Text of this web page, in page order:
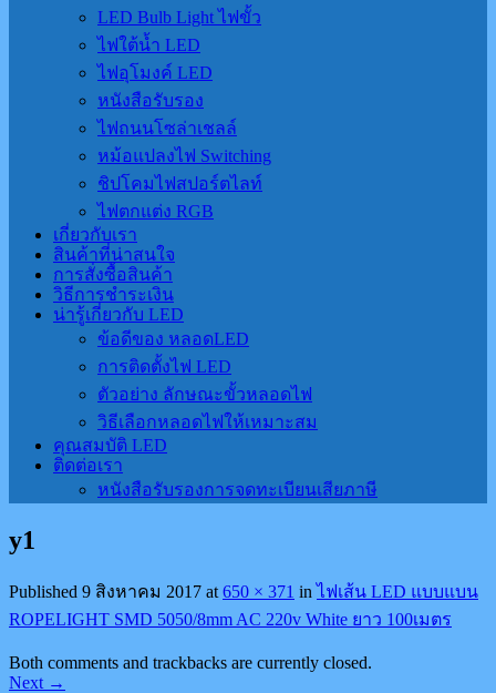
LED Bulb Light ไฟขั้ว
ไฟใต้น้ำ LED
ไฟอุโมงค์ LED
หนังสือรับรอง
ไฟถนนโซล่าเชลล์
หม้อแปลงไฟ Switching
ชิปโคมไฟสปอร์ตไลท์
ไฟตกแต่ง RGB
เกี่ยวกับเรา
สินค้าที่น่าสนใจ
การสั่งซื้อสินค้า
วิธีการชำระเงิน
น่ารู้เกี่ยวกับ LED
ข้อดีของ หลอดLED
การติดตั้งไฟ LED
ตัวอย่าง ลักษณะขั้วหลอดไฟ
วิธีเลือกหลอดไฟให้เหมาะสม
คุณสมบัติ LED
ติดต่อเรา
หนังสือรับรองการจดทะเบียนเสียภาษี
y1
Published 9 สิงหาคม 2017 at 650 × 371 inไฟเส้น LED แบบแบน
ROPELIGHT SMD 5050/8mm AC 220v White ยาว 100เมตร
Both comments and trackbacks are currently closed.
Next →